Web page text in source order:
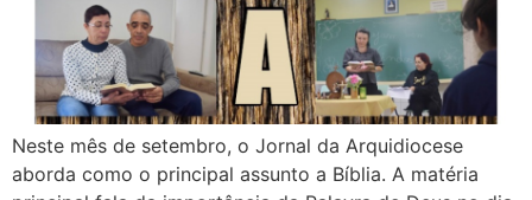
Neste mês de setembro, o Jornal da Arquidiocese
aborda como o principal assunto a Bíblia. A matéria